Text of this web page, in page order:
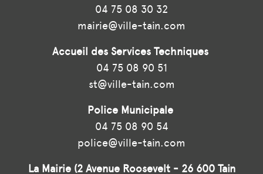
04 75 08 30 32
mairie@ville-tain.com
Accueil des Services Techniques
04 75 08 90 51
st@ville-tain.com
Police Municipale
04 75 08 90 54
police@ville-tain.com
La Mairie (2 Avenue Roosevelt - 26 600 Tain